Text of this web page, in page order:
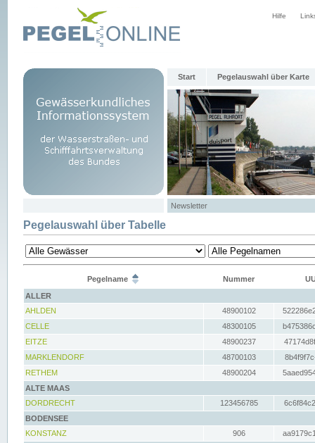
Hilfe
Start Pegelauswahl über Karte
Newsletter
Pegelauswahl über Tabelle
Pegelname Nummer
ALLER
AHLDEN
48900102
CELLE
48300105
EITZE
48900237
MARKLENDORF
48700103
RETHEM
48900204
ALTE MAAS
DORDRECHT
123456785
BODENSEE
KONSTANZ
906